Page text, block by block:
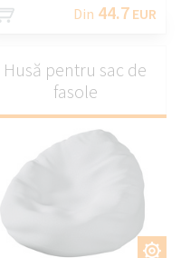
Din 44.7 EUR
PERSONALIZAȚI
Husă pentru sac de
fasole